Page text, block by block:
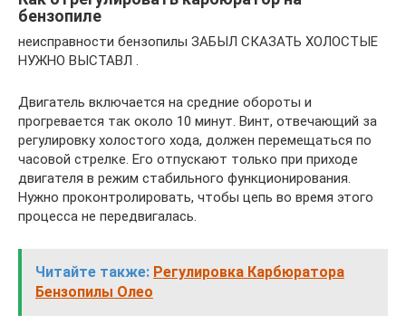
бензопиле
неисправности бензопилы ЗАБЫЛ СКАЗАТЬ ХОЛОСТЫЕ
НУЖНО ВЫСТАВЛ .
Двигатель включается на средние обороты и
прогревается так около 10 минут. Винт, отвечающий за
регулировку холостого хода, должен перемещаться по
часовой стрелке. Его отпускают только при приходе
двигателя в режим стабильного функционирования.
Нужно проконтролировать, чтобы цепь во время этого
процесса не передвигалась.
Читайте также: Регулировка Карбюратора
Бензопилы Олео